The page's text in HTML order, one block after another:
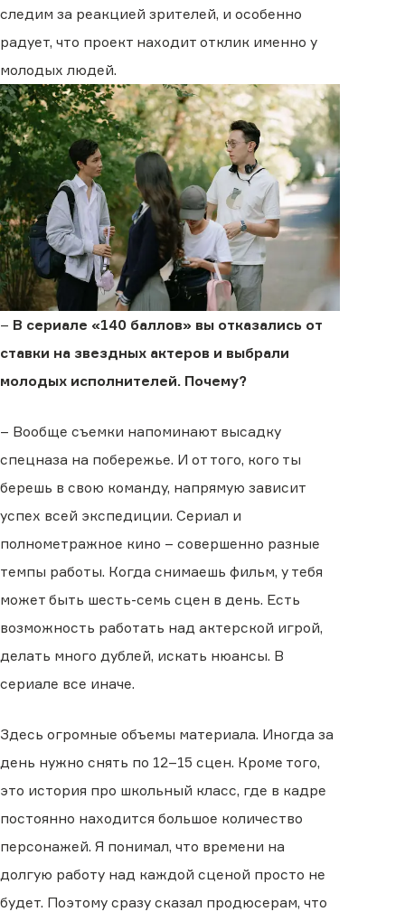
следим за реакцией зрителей, и особенно
радует, что проект находит отклик именно у
молодых людей.
– В сериале «140 баллов» вы отказались от
ставки на звездных актеров и выбрали
молодых исполнителей. Почему?
– Вообще съемки напоминают высадку
спецназа на побережье. И от того, кого ты
берешь в свою команду, напрямую зависит
успех всей экспедиции. Сериал и
полнометражное кино – совершенно разные
темпы работы. Когда снимаешь фильм, у тебя
может быть шесть-семь сцен в день. Есть
возможность работать над актерской игрой,
делать много дублей, искать нюансы. В
сериале все иначе.
Здесь огромные объемы материала. Иногда за
день нужно снять по 12–15 сцен. Кроме того,
это история про школьный класс, где в кадре
постоянно находится большое количество
персонажей. Я понимал, что времени на
долгую работу над каждой сценой просто не
будет. Поэтому сразу сказал продюсерам, что